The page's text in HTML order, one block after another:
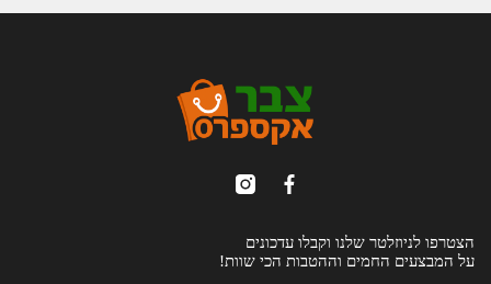
הצטרפו לניוזלטר שלנו וקבלו עדכונים
על המבצעים החמים וההטבות הכי שוות!